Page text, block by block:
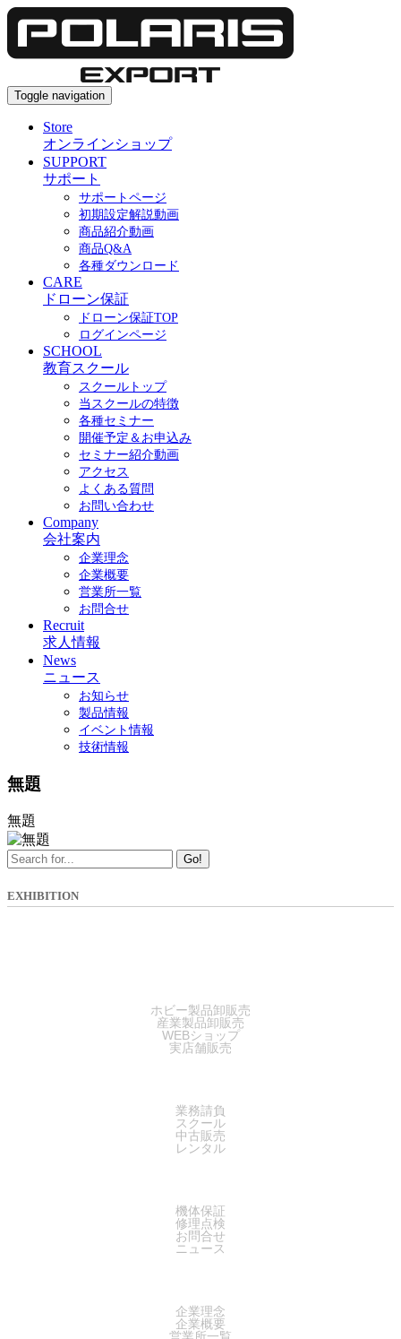
Toggle navigation
Store
オンラインショップ
SUPPORT
サポート
サポートページ
初期設定解説動画
商品紹介動画
商品Q&A
各種ダウンロード
CARE
ドローン保証
ドローン保証TOP
ログインページ
SCHOOL
教育スクール
スクールトップ
当スクールの特徴
各種セミナー
開催予定＆お申込み
セミナー紹介動画
アクセス
よくある質問
お問い合わせ
Company
会社案内
企業理念
企業概要
営業所一覧
お問合せ
Recruit
求人情報
News
ニュース
お知らせ
製品情報
イベント情報
技術情報
無題
無題
Go!
EXHIBITION
ホビー製品卸販売
産業製品卸販売
WEBショップ
実店舗販売
業務請負
スクール
中古販売
レンタル
機体保証
修理点検
お問合せ
ニュース
企業理念
企業概要